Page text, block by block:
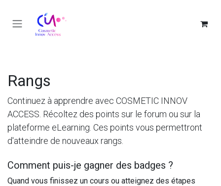
Rangs
Continuez à apprendre avec COSMETIC INNOV
ACCESS. Récoltez des points sur le forum ou sur la
plateforme eLearning. Ces points vous permettront
d'atteindre de nouveaux rangs.
Comment puis-je gagner des badges ?
Quand vous finissez un cours ou atteignez des étapes